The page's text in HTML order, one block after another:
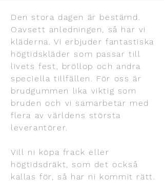
Den stora dagen är bestämd.
Oavsett anledningen, så har vi
kläderna. Vi erbjuder fantastiska
högtidskläder som passar till
livets fest, bröllop och andra
speciella tillfällen. För oss är
brudgummen lika viktig som
bruden och vi samarbetar med
flera av världens största
leverantörer.
Vill ni köpa frack eller
högtidsdräkt, som det också
kallas för, så har ni kommit rätt.